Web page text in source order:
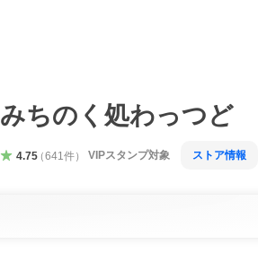
みちのく処わっつど
4.75（641 件） VIPスタンプ対象 ストア情報